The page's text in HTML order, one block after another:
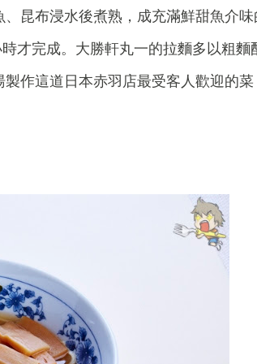
昆布浸水後煮熟，成充滿鮮甜魚介
才完成。大勝軒丸一的拉麵多以粗麵
作這道日本赤羽店最受客人歡迎的菜